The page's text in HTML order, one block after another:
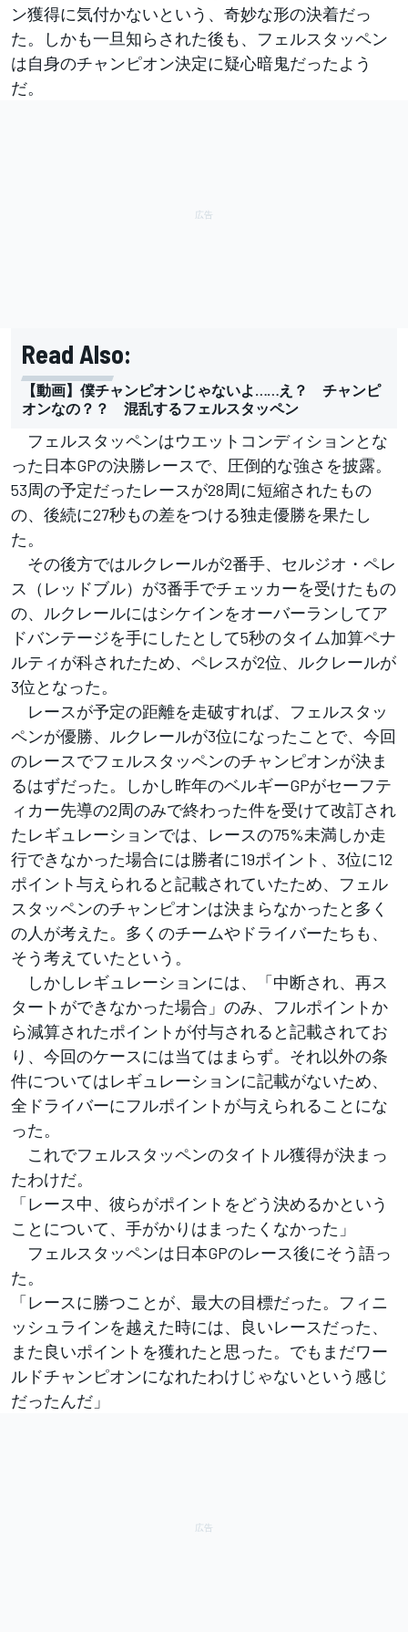
ン獲得に気付かないという、奇妙な形の決着だっ
た。しかも一旦知らされた後も、フェルスタッペン
は自身のチャンピオン決定に疑心暗鬼だったよう
だ。
Read Also:
【動画】僕チャンピオンじゃないよ……え？ チャンピ
オンなの？？ 混乱するフェルスタッペン
フェルスタッペンはウエットコンディションとな
った日本GPの決勝レースで、圧倒的な強さを披露。
53周の予定だったレースが28周に短縮されたもの
の、後続に27秒もの差をつける独走優勝を果たし
た。
その後方ではルクレールが2番手、セルジオ・ペレ
ス（レッドブル）が3番手でチェッカーを受けたもの
の、ルクレールにはシケインをオーバーランしてア
ドバンテージを手にしたとして5秒のタイム加算ペナ
ルティが科されたため、ペレスが2位、ルクレールが
3位となった。
レースが予定の距離を走破すれば、フェルスタッ
ペンが優勝、ルクレールが3位になったことで、今回
のレースでフェルスタッペンのチャンピオンが決ま
るはずだった。しかし昨年のベルギーGPがセーフテ
ィカー先導の2周のみで終わった件を受けて改訂され
たレギュレーションでは、レースの75%未満しか走
行できなかった場合には勝者に19ポイント、3位に12
ポイント与えられると記載されていたため、フェル
スタッペンのチャンピオンは決まらなかったと多く
の人が考えた。多くのチームやドライバーたちも、
そう考えていたという。
しかしレギュレーションには、「中断され、再ス
タートができなかった場合」のみ、フルポイントか
ら減算されたポイントが付与されると記載されてお
り、今回のケースには当てはまらず。それ以外の条
件についてはレギュレーションに記載がないため、
全ドライバーにフルポイントが与えられることにな
った。
これでフェルスタッペンのタイトル獲得が決まっ
たわけだ。
「レース中、彼らがポイントをどう決めるかという
ことについて、手がかりはまったくなかった」
フェルスタッペンは日本GPのレース後にそう語っ
た。
「レースに勝つことが、最大の目標だった。フィニ
ッシュラインを越えた時には、良いレースだった、
また良いポイントを獲れたと思った。でもまだワー
ルドチャンピオンになれたわけじゃないという感じ
だったんだ」